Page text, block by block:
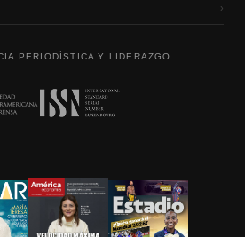
›
PERIODÍSTICA Y LIDERAZGO